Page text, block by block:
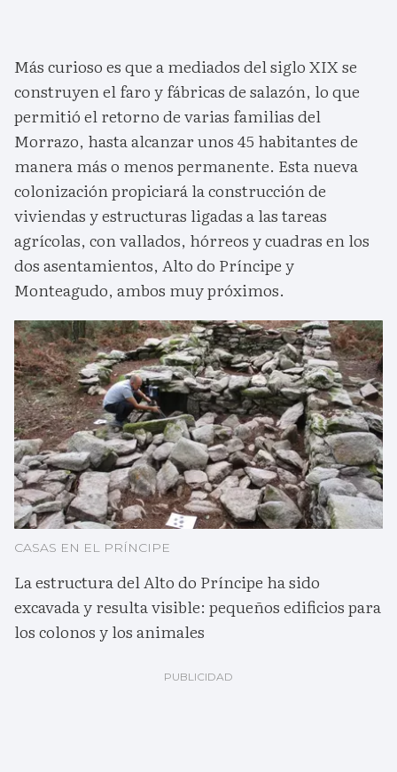
Más curioso es que a mediados del siglo XIX se
construyen el faro y fábricas de salazón, lo que
permitió el retorno de varias familias del
Morrazo, hasta alcanzar unos 45 habitantes de
manera más o menos permanente. Esta nueva
colonización propiciará la construcción de
viviendas y estructuras ligadas a las tareas
agrícolas, con vallados, hórreos y cuadras en los
dos asentamientos, Alto do Príncipe y
Monteagudo, ambos muy próximos.
CASAS EN EL PRÍNCIPE
La estructura del Alto do Príncipe ha sido
excavada y resulta visible: pequeños edificios para
los colonos y los animales